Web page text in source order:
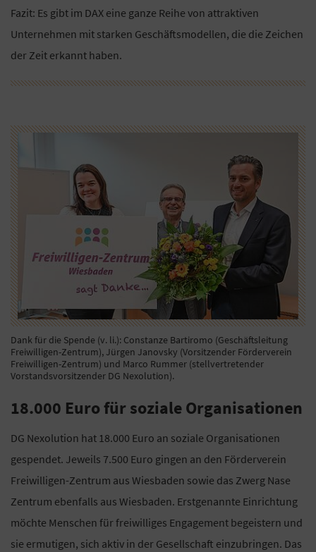
Fazit: Es gibt im DAX eine ganze Reihe von attraktiven
Unternehmen mit starken Geschäftsmodellen, die die Zeichen
der Zeit erkannt haben.
Dank für die Spende (v. li.): Constanze Bartiromo (Geschäftsleitung
Freiwilligen-Zentrum), Jürgen Janovsky (Vorsitzender Förderverein
Freiwilligen-Zentrum) und Marco Rummer (stellvertretender
Vorstandsvorsitzender DG Nexolution).
18.000 Euro für soziale Organisationen
DG Nexolution hat 18.000 Euro an soziale Organisationen
gespendet. Jeweils 7.500 Euro gingen an den Förderverein
Freiwilligen-Zentrum aus Wiesbaden sowie das Zwerg Nase
Zentrum ebenfalls aus Wiesbaden. Erstgenannte Einrichtung
möchte Menschen für freiwilliges Engagement begeistern und
sie ermutigen, sich aktiv in der Gesellschaft einzubringen. Das